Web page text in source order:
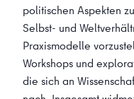
politischen Aspekten
Selbst- und
Praxismodelle
Workshops und
die sich an